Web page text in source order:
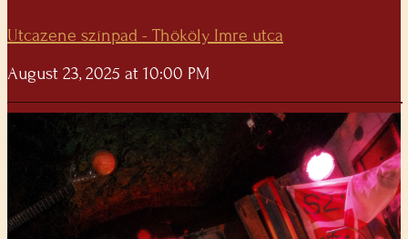
Utcazene színpad - Thököly Imre utca
August 23, 2025 at 10:00 PM